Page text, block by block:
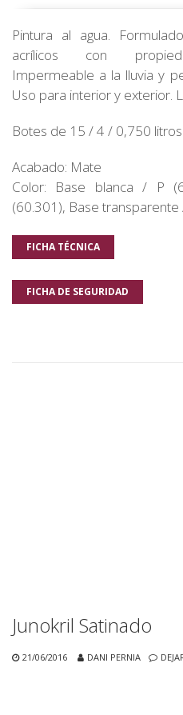
Pintura al agua.
acrílicos con
Impermeable a la lluvia y
Uso para interior y exterior.
Botes de 15 / 4 / 0,750 litros
Acabado: Mate
Color: Base blanca / P
(60.301), Base
FICHA TÉCNICA
FICHA DE SEGURIDAD
Junokril Satinado
21/06/2016 DANI PERNIA